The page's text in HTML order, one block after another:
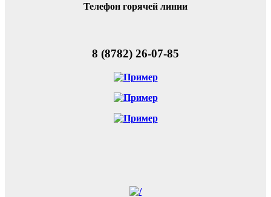
Телефон горячей линии
8 (8782) 26-07-85